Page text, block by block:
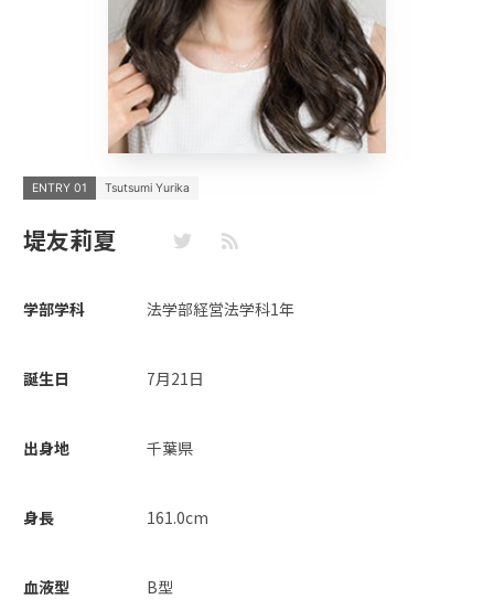
ENTRY 01 Tsutsumi Yurika
堤友莉夏
学部学科 法学部経営法学科1年
誕生日 7月21日
出身地 千葉県
身長 161.0cm
血液型 B型